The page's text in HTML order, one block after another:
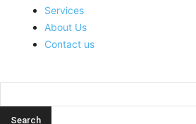
Services
About Us
Contact us